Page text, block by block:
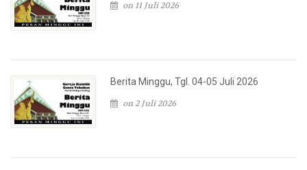
on 11 Juli 2026
Berita Minggu, Tgl. 04-05 Juli 2026
on 2 Juli 2026